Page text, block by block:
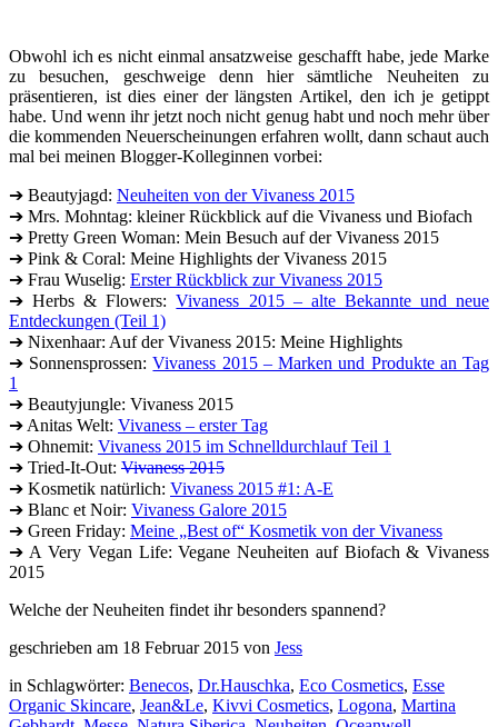
➔ Blanc et Noir:Vivaness Galore 2015
➔ Green Friday:Meine „Best of“ Kosmetik von der Vivaness
➔ A Very Vegan Life: Vegane Neuheiten auf Biofach & Vivaness
2015
Welche der Neuheiten findet ihr besonders spannend?
geschrieben am 18 Februar 2015 vonJess
in Schlagwörter:Benecos,Dr.Hauschka ,Eco Cosmetics,Esse
Organic Skincare,Jean&Le,Kivvi Cosmetics, Logona, Martina
Gebhardt, Messe ,Natura Siberica, Neuheiten,Oceanwell
Primavera,Provida,Santaverde,Sante,Taoasis,Urtekram
Vivaness, Zuii Organic OrganicBeauty
Jess
Founder des New Moon Club. Begeisterungsfähige
Optimistin, die es liebt zu tanzen. Ich lerne gern Neues - über
mich und andere. Meine Wahlheimat ist Leipzig, doch
irgendwann möchte ich am Meer leben. Ich habe eine
Leidenschaft für Naturkosmetik und andere Produkte mit Sinn
und Verstand.